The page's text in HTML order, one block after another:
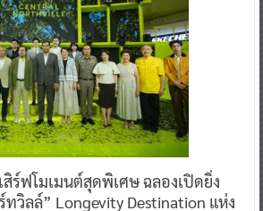
ร์ฟโมเมนต์สุดพิเศษ ฉลองเปิดยิ่ง
วิลล์” Longevity Destination แห่ง